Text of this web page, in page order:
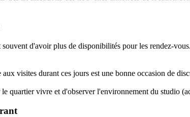
souvent d'avoir plus de disponibilités pour les rendez-
visites durant ces jours est une bonne occasion de
le quartier vivre et d'observer l'environnement du studio